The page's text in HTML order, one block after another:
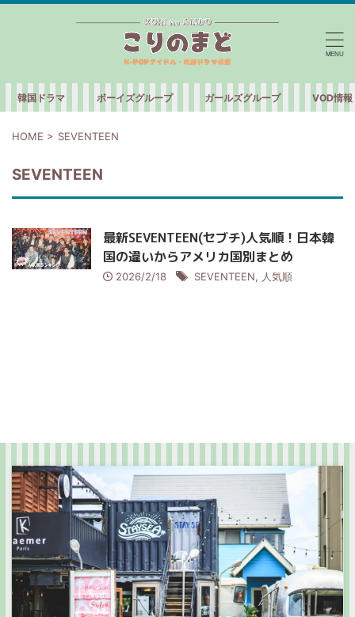
韓国ドラマ ボーイズグループ ガールズグループ VOD情報
HOME > SEVENTEEN
SEVENTEEN
最新SEVENTEEN(セブチ)人気順！日本韓
国の違いからアメリカ国別まとめ
2026/2/18 SEVENTEEN, 人気順